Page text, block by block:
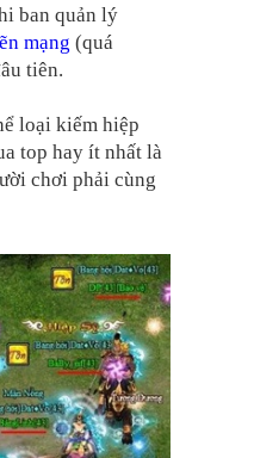
ban quản lý
mạng (quá
tiên.
loại kiếm hiệp
top hay ít nhất là
chơi phải cùng